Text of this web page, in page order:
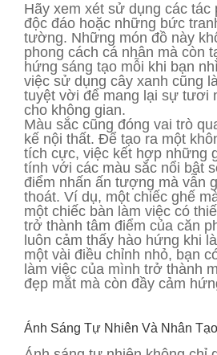
Hãy xem xét sử dụng các tác
độc đáo hoặc những bức
tường. Những món đồ này
phong cách cá nhân mà còn
hứng sáng tạo mỗi khi bạn
việc sử dụng cây xanh cũng
tuyệt vời để mang lại sự tươi
cho không gian.
Màu sắc cũng đóng vai trò
kế nội thất. Để tạo ra một
tích cực, việc kết hợp những
tính với các màu sắc nổi bật
điểm nhấn ấn tượng mà vẫn
thoát. Ví dụ, một chiếc ghế
một chiếc bàn làm việc có
trở thành tâm điểm của căn
luôn cảm thấy hào hứng khi
một vài điều chỉnh nhỏ, bạn
làm việc của mình trở thành
đẹp mắt mà còn đầy cảm
Ánh Sáng Tự Nhiên Và Nhân Tạo